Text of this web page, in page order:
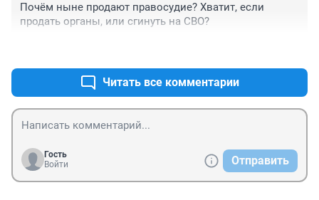
Почём ныне продают правосудие? Хватит, если
продать органы, или сгинуть на СВО?
Читать все комментарии
Гость
Войти
Отправить